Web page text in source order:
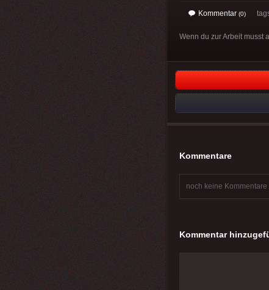
Kommentar (0)
Wenn du zur Arbeit musst
Kommentare
noch keine Kommentare
Kommentar